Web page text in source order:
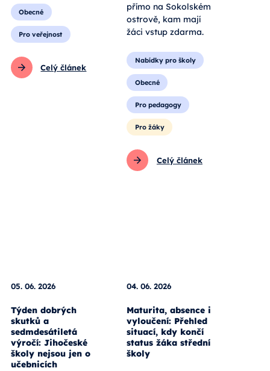
Obecné
Pro veřejnost
Celý článek
přímo na Sokolském
ostrově, kam mají
žáci vstup zdarma.
Nabídky pro školy
Obecné
Pro pedagogy
Pro žáky
Celý článek
05. 06. 2026
Týden dobrých
skutků a
sedmdesátiletá
výročí: Jihočeské
školy nejsou jen o
učebnicích
04. 06. 2026
Maturita, absence i
vyloučení: Přehled
situací, kdy končí
status žáka střední
školy